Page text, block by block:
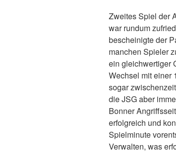
Zweites Spiel der
war rundum
bescheinigte der
manchen Spieler
ein gleichwertiger
Wechsel mit einer
sogar
die JSG aber
Bonner
erfolgreich und
Spielminute
Verwalten, was